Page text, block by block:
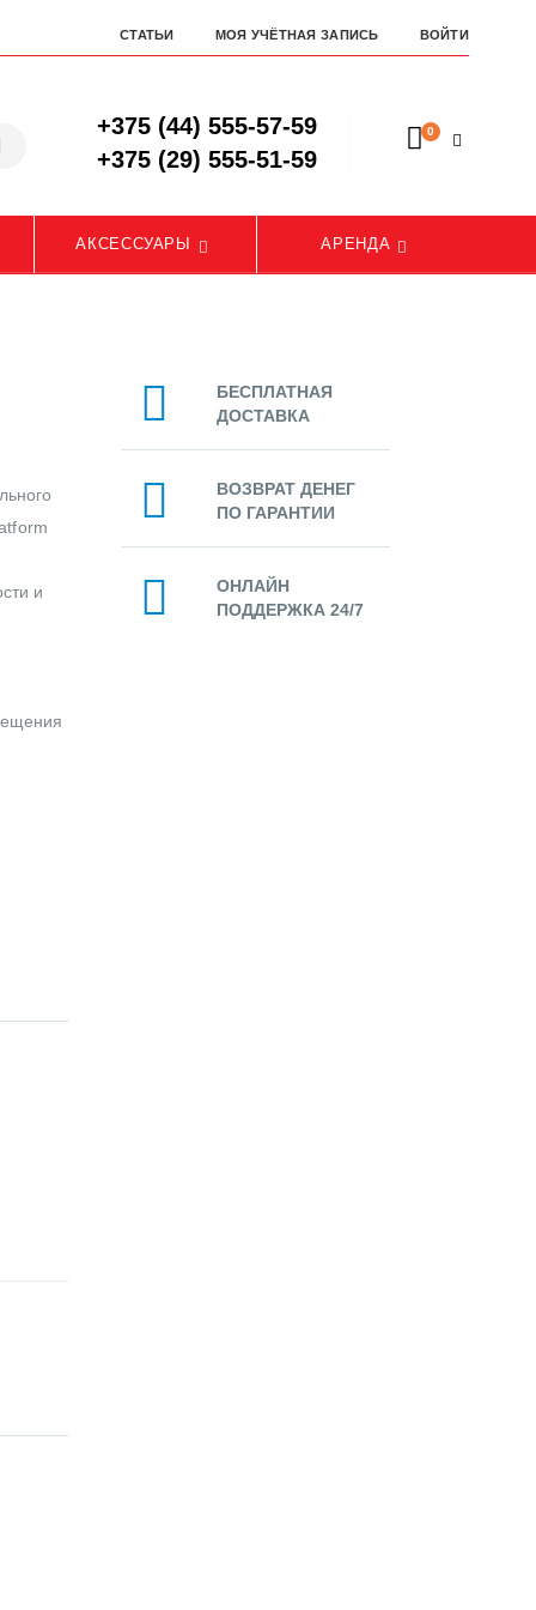
СТАТЬИ МОЯ УЧЁТНАЯ ЗАПИСЬ ВОЙТИ
+375 (44) 555-57-59
+375 (29) 555-51-59
0
АКСЕССУАРЫ АРЕНДА
и
БЕСПЛАТНАЯ
ДОСТАВКА
ВОЗВРАТ ДЕНЕГ
ПО ГАРАНТИИ
ОНЛАЙН
ПОДДЕРЖКА 24/7